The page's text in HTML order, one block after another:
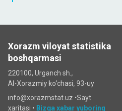
Xorazm viloyat statistika
boshqarmasi
220100, Urganch sh.,
Al-Xorazmiy ko‘chаsi, 93-uy
info@xorazmstat.uz •Sayt
xaritasi • Bizga xabar yuboring